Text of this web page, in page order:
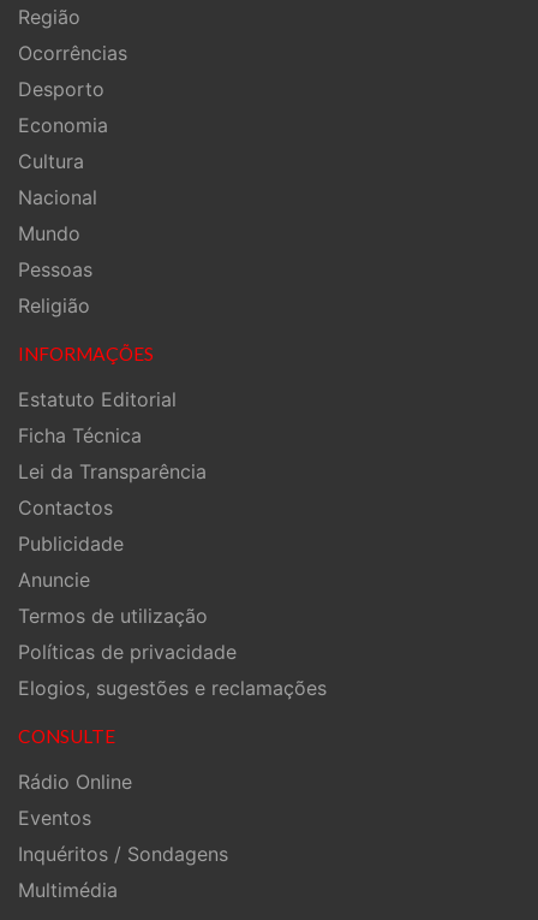
Região
Ocorrências
Desporto
Economia
Cultura
Nacional
Mundo
Pessoas
Religião
INFORMAÇÕES
Estatuto Editorial
Ficha Técnica
Lei da Transparência
Contactos
Publicidade
Anuncie
Termos de utilização
Políticas de privacidade
Elogios, sugestões e reclamações
CONSULTE
Rádio Online
Eventos
Inquéritos / Sondagens
Multimédia